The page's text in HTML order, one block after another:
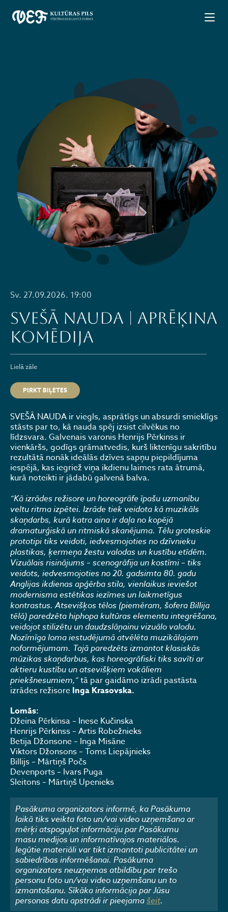
Sv. 27.09.2026. 19:00
SVEŠĀ NAUDA | Aprēķina
komēdija
Lielā zāle
PIRKT BIĻETES
SVEŠĀ NAUDA ir viegls, asprātīgs un absurdi smieklīgs
stāsts par to, kā nauda spēj izsist cilvēkus no
līdzsvara. Galvenais varonis Henrijs Pērkinss ir
vienkāršs, godīgs grāmatvedis, kurš liktenīgu sakritību
rezultātā nonāk ideālās dzīves sapņu piepildījuma
iespējā, kas iegriež viņa ikdienu laimes rata ātrumā,
kurā noteikti ir jādabū galvenā balva.
“Kā izrādes režisore un horeogrāfe īpašu uzmanību
veltu ritma izpētei. Izrāde tiek veidota kā muzikāls
skaņdarbs, kurā katra aina ir daļa no kopējā
dramaturģiskā un ritmiskā skanējuma. Tēlu groteskie
prototipi tiks veidoti, iedvesmojoties no dzīvnieku
plastikas, ķermeņa žestu valodas un kustību etīdēm.
Vizuālais risinājums – scenogrāfija un kostīmi – tiks
veidots, iedvesmojoties no 20. gadsimta 80. gadu
Anglijas ikdienas apģērba stila, vienlaikus ieviešot
modernisma estētikas iezīmes un laikmetīgus
kontrastus. Atsevišķos tēlos (piemēram, šofera Billija
tēlā) paredzēta hiphopa kultūras elementu integrēšana,
veidojot stilizētu un daudzslāņainu vizuālo valodu.
Nozīmīga loma iestudējumā atvēlēta muzikālajam
noformējumam. Tajā paredzēts izmantot klasiskās
mūzikas skaņdarbus, kas horeogrāfiski tiks savīti ar
aktieru kustību un atsevišķiem vokāliem
priekšnesumiem,”tā par gaidāmo izrādi pastāsta
izrādes režisore Inga Krasovska.
Lomās:
Džeina Pērkinsa – Inese Kučinska
Henrijs Pērkinss – Artis Robežnieks
Betija Džonsone – Inga Misāne
Viktors Džonsons – Toms Liepājnieks
Billijs – Mārtiņš Počs
Devenports – Ivars Puga
Sleitons – Mārtiņš Upenieks
Pasākuma organizators informē, ka Pasākuma
laikā tiks veikta foto un/vai video uzņemšana ar
mērķi atspoguļot informāciju par Pasākumu
masu medijos un informatīvajos materiālos.
Iegūtie materiāli var tikt izmantoti publicitātei un
sabiedrības informēšanai. Pasākuma
organizators neuzņemas atbildību par trešo
personu foto un/vai video uzņemšanu un to
izmantošanu. Sīkāka informācija par Jūsu
personas datu apstrādi ir pieejamašeit.